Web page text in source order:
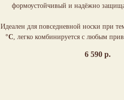
формоустойчивый и надёжно
Идеален для повседневной носки при
°C, легко комбинируется с любым
6 590 р.